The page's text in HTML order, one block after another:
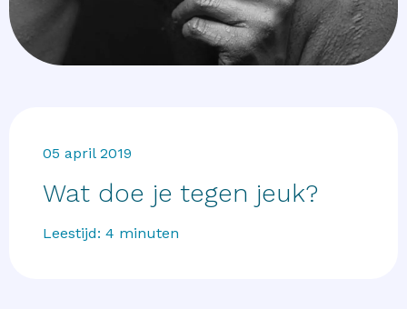
05 april 2019
Wat doe je tegen jeuk?
Leestijd:4 minuten